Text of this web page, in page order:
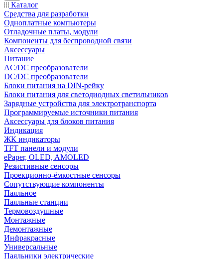
Каталог
Средства для разработки
Одноплатные компьютеры
Отладочные платы, модули
Компоненты для беспроводной связи
Аксессуары
Питание
AC/DC преобразователи
DC/DC преобразователи
Блоки питания на DIN-рейку
Блоки питания для светодиодных светильников
Зарядные устройства для электротранспорта
Программируемые источники питания
Аксессуары для блоков питания
Индикация
ЖК индикаторы
TFT панели и модули
ePaper, OLED, AMOLED
Резистивные сенсоры
Проекционно-ёмкостные сенсоры
Сопутствующие компоненты
Паяльное
Паяльные станции
Термовоздушные
Монтажные
Демонтажные
Инфракрасные
Универсальные
Паяльники электрические